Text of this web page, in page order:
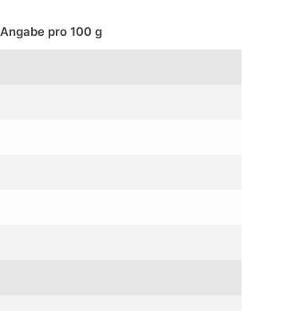
Angabe pro 100 g